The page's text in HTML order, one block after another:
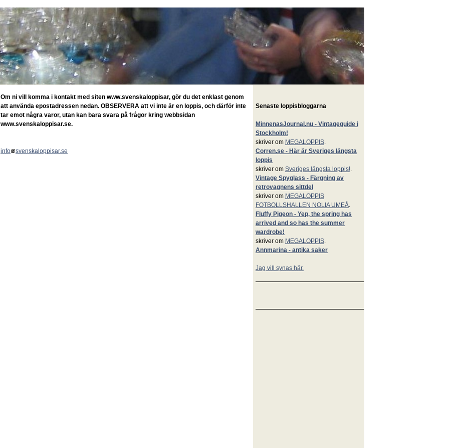
Om ni vill komma i kontakt med siten www.svenskaloppisar, gör du det enklast genom
att använda epostadressen nedan. OBSERVERA att vi inte är en loppis, och därför inte
tar emot några varor, utan kan bara svara på frågor kring webbsidan
www.svenskaloppisar.se.
info svenskaloppisar.se
Senaste loppisbloggarna
MinnenasJournal.nu - Vintageguide i
Stockholm!
skriver om MEGALOPPIS.
Corren.se - Här är Sveriges längsta
loppis
skriver om Sveriges längsta loppis!.
Vintage Spyglass - Färgning av
retrovagnens sittdel
skriver om MEGALOPPIS
FOTBOLLSHALLEN NOLIA UMEÅ.
Fluffy Pigeon - Yep, the spring has
arrived and so has the summer
wardrobe!
skriver om MEGALOPPIS.
Annmarina - antika saker
Jag vill synas här.